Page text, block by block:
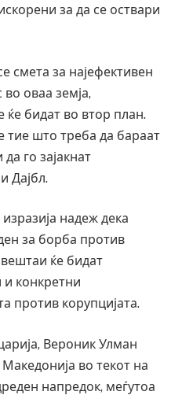
за да се оствари
смета за најефективен
оваа земја,
ќе бидат во втор план.
тие што треба да бараат
го зајакнат
Дајбл.
надеж дека
за борба против
ќе бидат
и конкретни
против корупцијата.
Вероник Улман
во текот на
напредок, меѓутоа